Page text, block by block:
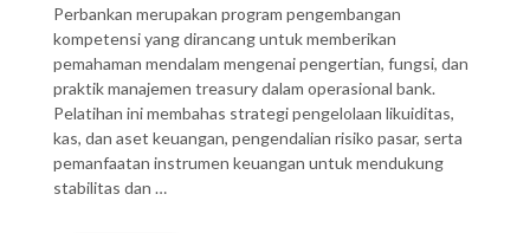
Perbankan merupakan program pengembangan
kompetensi yang dirancang untuk memberikan
pemahaman mendalam mengenai pengertian, fungsi, dan
praktik manajemen treasury dalam operasional bank.
Pelatihan ini membahas strategi pengelolaan likuiditas,
kas, dan aset keuangan, pengendalian risiko pasar, serta
pemanfaatan instrumen keuangan untuk mendukung
stabilitas dan …